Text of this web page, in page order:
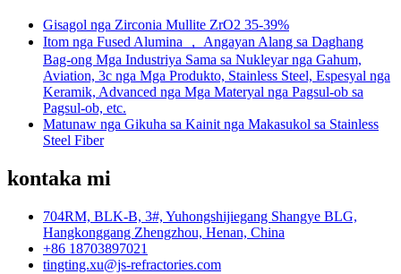
Gisagol nga Zirconia Mullite ZrO2 35-39%
Itom nga Fused Alumina ， Angayan Alang sa Daghang
Bag-ong Mga Industriya Sama sa Nukleyar nga Gahum,
Aviation, 3c nga Mga Produkto, Stainless Steel, Espesyal nga
Keramik, Advanced nga Mga Materyal nga Pagsul-ob sa
Pagsul-ob, etc.
Matunaw nga Gikuha sa Kainit nga Makasukol sa Stainless
Steel Fiber
kontaka mi
704RM, BLK-B, 3#, Yuhongshijiegang Shangye BLG,
Hangkonggang Zhengzhou, Henan, China
+86 18703897021
tingting.xu@js-refractories.com